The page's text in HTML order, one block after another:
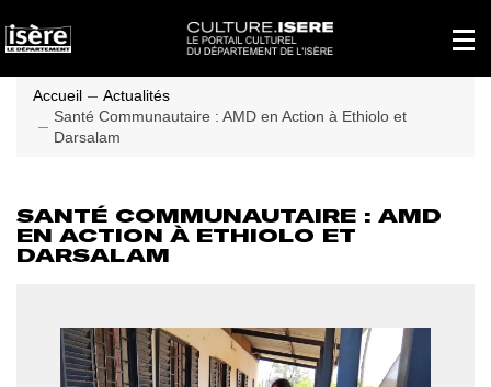
le
Accueil
Actualités
Santé Communautaire : AMD en Action à Ethiolo et
Darsalam
SANTÉ COMMUNAUTAIRE : AMD
EN ACTION À ETHIOLO ET
DARSALAM